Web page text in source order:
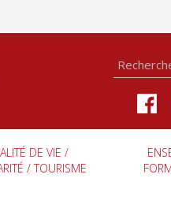
DE VIE /
/ TOURISME